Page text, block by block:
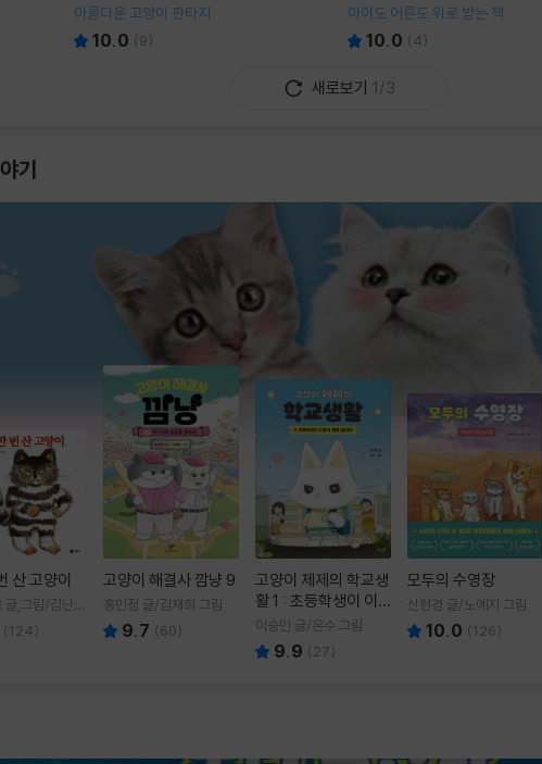
아름다운 고양이 판타지
10.0 (9)
아이도 어른도 위로 받는 책
10.0 (4)
새로보기 1/3
기
산 고양이
,그림/김난주
(124)
고양이 해결사 깜냥 9
홍민정 글/김재희 그림
9.7 (60)
고양이 제제의 학교생
활 1 : 초등학생이 이
렇게 힘들 줄이야
이승민 글/온수 그림
9.9 ( 27)
모두의 수영장
신현경 글/노예지 그림
10.0 (126)